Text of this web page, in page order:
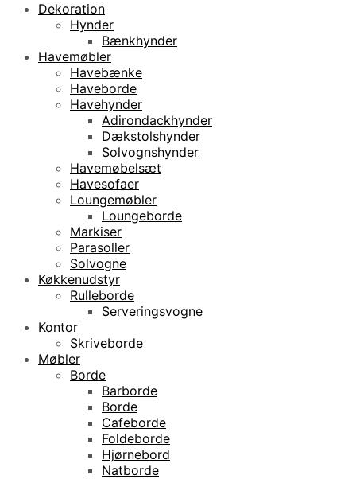
Dekoration
Hynder
Bænkhynder
Havemøbler
Havebænke
Haveborde
Havehynder
Adirondackhynder
Dækstolshynder
Solvognshynder
Havemøbelsæt
Havesofaer
Loungemøbler
Loungeborde
Markiser
Parasoller
Solvogne
Køkkenudstyr
Rulleborde
Serveringsvogne
Kontor
Skriveborde
Møbler
Borde
Barborde
Borde
Cafeborde
Foldeborde
Hjørnebord
Natborde